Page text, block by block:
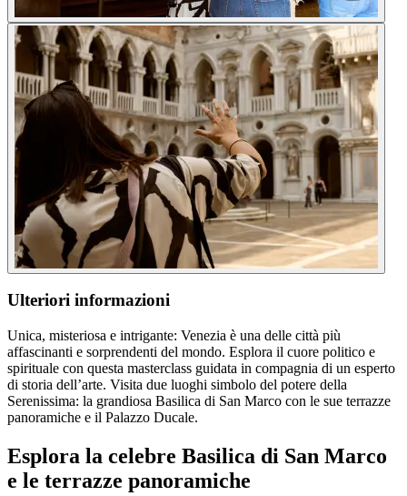
Ulteriori informazioni
Unica, misteriosa e intrigante: Venezia è una delle città più
affascinanti e sorprendenti del mondo. Esplora il cuore politico e
spirituale con questa masterclass guidata in compagnia di un esperto
di storia dell’arte. Visita due luoghi simbolo del potere della
Serenissima: la grandiosa Basilica di San Marco con le sue terrazze
panoramiche e il Palazzo Ducale.
Esplora la celebre Basilica di San Marco
e le terrazze panoramiche